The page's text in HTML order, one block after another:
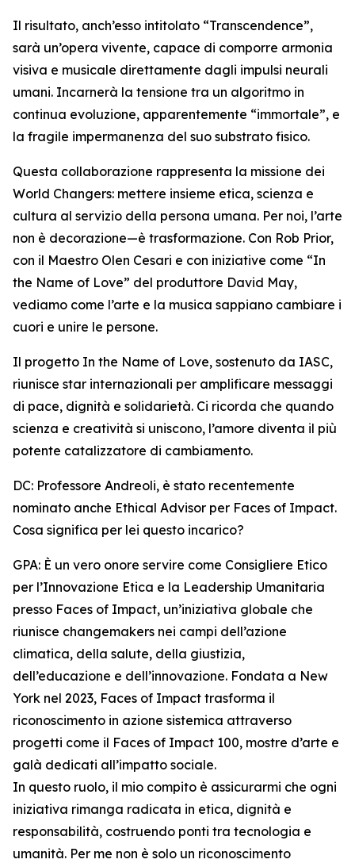
Il risultato, anch’esso intitolato “Transcendence”,
sarà un’opera vivente, capace di comporre armonia
visiva e musicale direttamente dagli impulsi neurali
umani. Incarnerà la tensione tra un algoritmo in
continua evoluzione, apparentemente “immortale”, e
la fragile impermanenza del suo substrato fisico.
Questa collaborazione rappresenta la missione dei
World Changers: mettere insieme etica, scienza e
cultura al servizio della persona umana. Per noi, l’arte
non è decorazione—è trasformazione. Con Rob Prior,
con il Maestro Olen Cesari e con iniziative come “In
the Name of Love” del produttore David May,
vediamo come l’arte e la musica sappiano cambiare i
cuori e unire le persone.
Il progetto In the Name of Love, sostenuto da IASC,
riunisce star internazionali per amplificare messaggi
di pace, dignità e solidarietà. Ci ricorda che quando
scienza e creatività si uniscono, l’amore diventa il più
potente catalizzatore di cambiamento.
DC: Professore Andreoli, è stato recentemente
nominato anche Ethical Advisor per Faces of Impact.
Cosa significa per lei questo incarico?
GPA: È un vero onore servire come Consigliere Etico
per l’Innovazione Etica e la Leadership Umanitaria
presso Faces of Impact, un’iniziativa globale che
riunisce changemakers nei campi dell’azione
climatica, della salute, della giustizia,
dell’educazione e dell’innovazione. Fondata a New
York nel 2023, Faces of Impact trasforma il
riconoscimento in azione sistemica attraverso
progetti come il Faces of Impact 100, mostre d’arte e
galà dedicati all’impatto sociale.
In questo ruolo, il mio compito è assicurarmi che ogni
iniziativa rimanga radicata in etica, dignità e
responsabilità, costruendo ponti tra tecnologia e
umanità. Per me non è solo un riconoscimento